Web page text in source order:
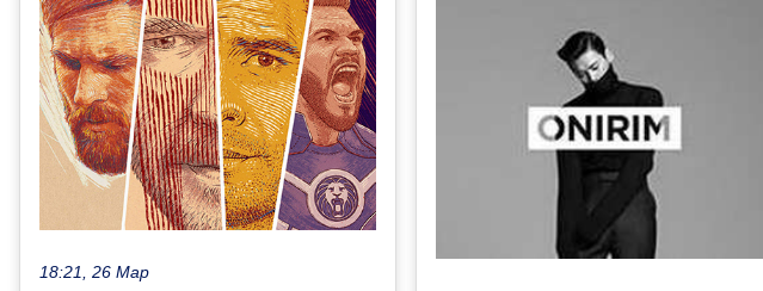
18:21, 26 Мар